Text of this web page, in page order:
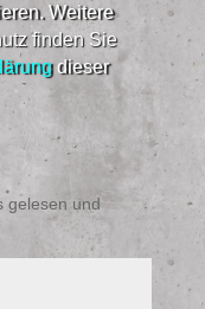
Weitere
finden Sie
dieser
gelesen und